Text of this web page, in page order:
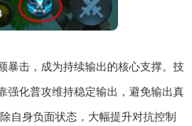
暴击，成为持续输出的核心支撑。技
强化普攻维持稳定输出，避免输出真
自身负面状态，大幅提升对抗控制